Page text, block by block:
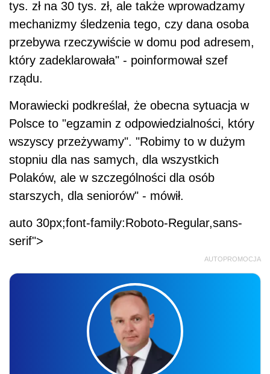
tys. zł na 30 tys. zł, ale także wprowadzamy
mechanizmy śledzenia tego, czy dana osoba
przebywa rzeczywiście w domu pod adresem,
który zadeklarowała" - poinformował szef
rządu.
Morawiecki podkreślał, że obecna sytuacja w
Polsce to "egzamin z odpowiedzialności, który
wszyscy przeżywamy". "Robimy to w dużym
stopniu dla nas samych, dla wszystkich
Polaków, ale w szczególności dla osób
starszych, dla seniorów" - mówił.
auto 30px;font-family:Roboto-Regular,sans-
serif">
AUTOPROMOCJA